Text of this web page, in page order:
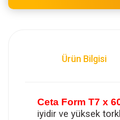
Ürün Bilgisi
Ceta Form T7 x
iyidir ve yüksek